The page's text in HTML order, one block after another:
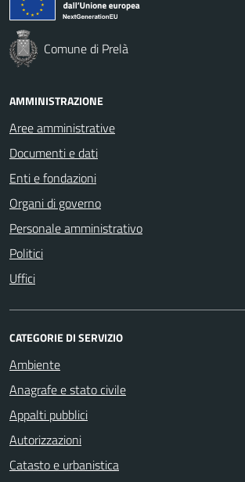
Comune di Prelà
AMMINISTRAZIONE
Aree amministrative
Documenti e dati
Enti e fondazioni
Organi di governo
Personale amministrativo
Politici
Uffici
CATEGORIE DI SERVIZIO
Ambiente
Anagrafe e stato civile
Appalti pubblici
Autorizzazioni
Catasto e urbanistica